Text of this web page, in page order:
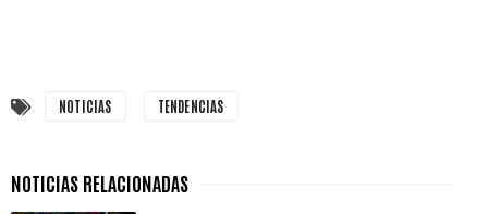
NOTICIAS TENDENCIAS